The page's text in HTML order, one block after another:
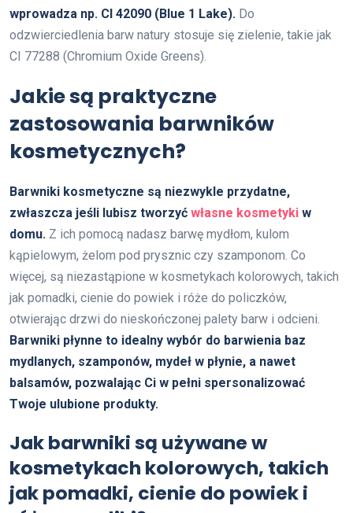
wprowadza np. CI 42090 (Blue 1 Lake). Do
odzwierciedlenia barw natury stosuje się zielenie, takie jak
CI 77288 (Chromium Oxide Greens).
Jakie są praktyczne
zastosowania barwników
kosmetycznych?
Barwniki kosmetyczne są niezwykle przydatne,
zwłaszcza jeśli lubisz tworzyć własne kosmetyki w
domu. Z ich pomocą nadasz barwę mydłom, kulom
kąpielowym, żelom pod prysznic czy szamponom. Co
więcej, są niezastąpione w kosmetykach kolorowych, takich
jak pomadki, cienie do powiek i róże do policzków,
otwierając drzwi do nieskończonej palety barw i odcieni.
Barwniki płynne to idealny wybór do barwienia baz
mydlanych, szamponów, mydeł w płynie, a nawet
balsamów, pozwalając Ci w pełni spersonalizować
Twoje ulubione produkty.
Jak barwniki są używane w
kosmetykach kolorowych, takich
jak pomadki, cienie do powiek i